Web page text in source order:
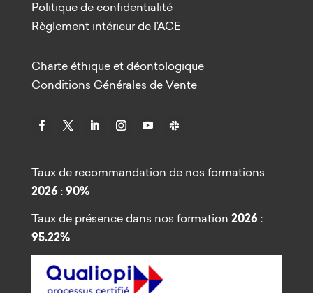
Politique de confidentialité
Règlement intérieur de l’ACE
Charte éthique et déontologique
Conditions Générales de Vente
Taux de recommandation de nos formations
2026 :90%
Taux de présence dans nos formation 2026 :
95.22%